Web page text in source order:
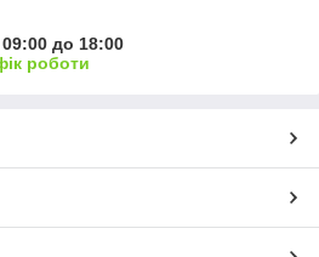
до 18:00
роботи